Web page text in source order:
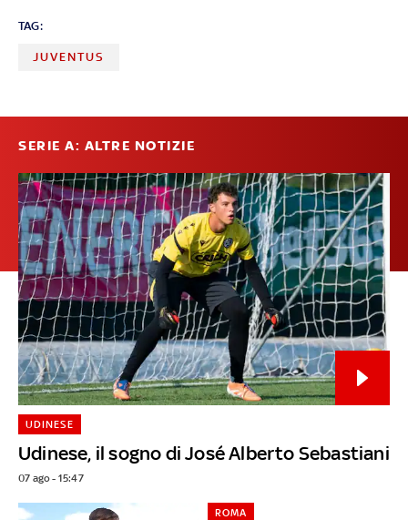
TAG:
JUVENTUS
SERIE A: ALTRE NOTIZIE
Udinese, il sogno di José Alberto Sebastiani
UDINESE
07 ago - 15:47
ROMA